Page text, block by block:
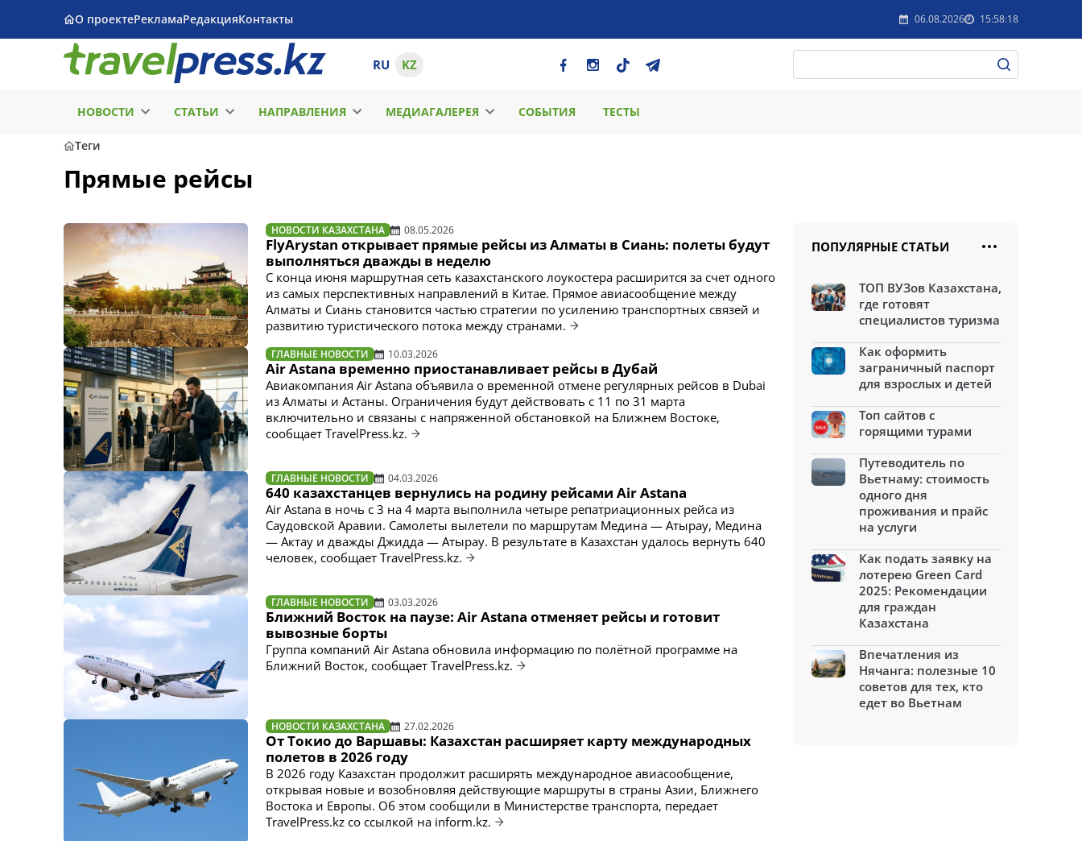
О проектеРекламаРедакцияКонтакты 06.08.2026 15:58:18
RU KZ
НОВОСТИ СТАТЬИ НАПРАВЛЕНИЯ МЕДИАГАЛЕРЕЯ СОБЫТИЯ ТЕСТЫ
Теги
Прямые рейсы
НОВОСТИ КАЗАХСТАНА 08.05.2026
FlyArystan открывает прямые рейсы из Алматы в Сиань: полеты будут
выполняться дважды в неделю
С конца июня маршрутная сеть казахстанского лоукостера расширится за счет одного
из самых перспективных направлений в Китае. Прямое авиасообщение между
Алматы и Сиань становится частью стратегии по усилению транспортных связей и
развитию туристического потока между странами.
ГЛАВНЫЕ НОВОСТИ 10.03.2026
Air Astana временно приостанавливает рейсы в Дубай
Авиакомпания Air Astana объявила о временной отмене регулярных рейсов в Dubai
из Алматы и Астаны. Ограничения будут действовать с 11 по 31 марта
включительно и связаны с напряженной обстановкой на Ближнем Востоке,
сообщает TravelPress.kz.
ГЛАВНЫЕ НОВОСТИ 04.03.2026
640 казахстанцев вернулись на родину рейсами Air Astana
Air Astana в ночь с 3 на 4 марта выполнила четыре репатриационных рейса из
Саудовской Аравии. Самолеты вылетели по маршрутам Медина — Атырау, Медина
— Актау и дважды Джидда — Атырау. В результате в Казахстан удалось вернуть 640
человек, сообщает TravelPress.kz.
ГЛАВНЫЕ НОВОСТИ 03.03.2026
Ближний Восток на паузе: Air Astana отменяет рейсы и готовит
вывозные борты
Группа компаний Air Astana обновила информацию по полётной программе на
Ближний Восток, сообщает TravelPress.kz.
НОВОСТИ КАЗАХСТАНА 27.02.2026
От Токио до Варшавы: Казахстан расширяет карту международных
полетов в 2026 году
В 2026 году Казахстан продолжит расширять международное авиасообщение,
открывая новые и возобновляя действующие маршруты в страны Азии, Ближнего
Востока и Европы. Об этом сообщили в Министерстве транспорта, передает
TravelPress.kz со ссылкой на inform.kz.
ПОПУЛЯРНЫЕ СТАТЬИ
ТОП ВУЗов Казахстана,
где готовят
специалистов туризма
Как оформить
заграничный паспорт
для взрослых и детей
Топ сайтов с
горящими турами
Путеводитель по
Вьетнаму: стоимость
одного дня
проживания и прайс
на услуги
Как подать заявку на
лотерею Green Card
2025: Рекомендации
для граждан
Казахстана
Впечатления из
Нячанга: полезные 10
советов для тех, кто
едет во Вьетнам